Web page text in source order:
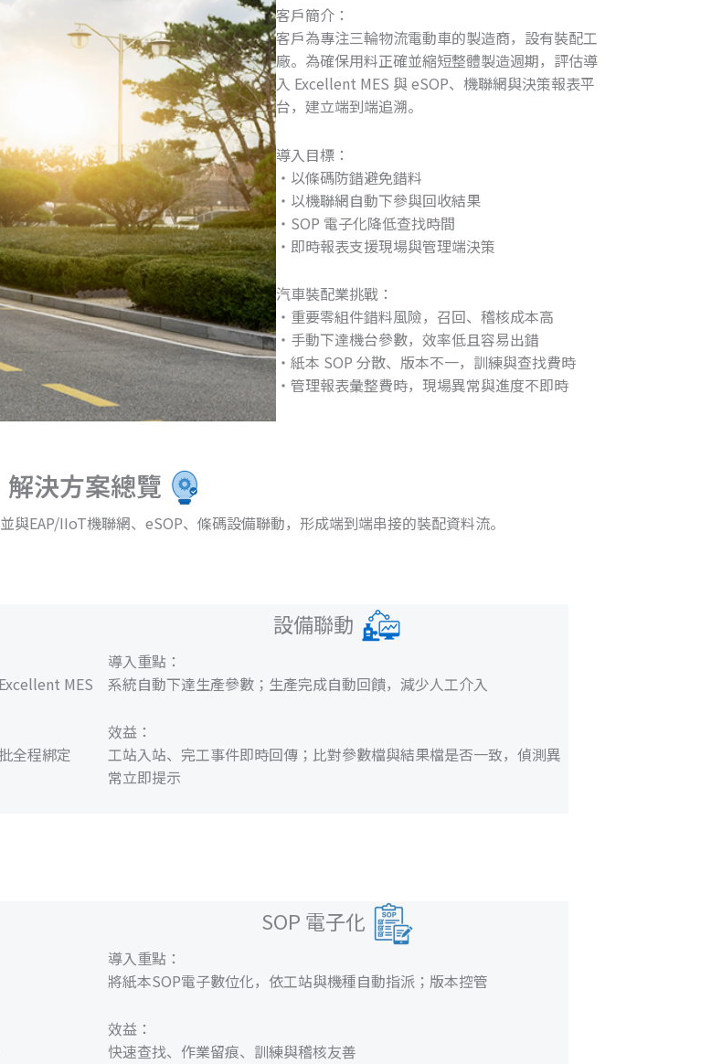
客戶簡介：
客戶為專注三輪物流電動車的製造商，設有裝配工
廠。為確保用料正確並縮短整體製造週期，評估導
入 Excellent MES 與 eSOP、機聯網與決策報表平
台，建立端到端追溯。
導入目標：
・以條碼防錯避免錯料
・以機聯網自動下參與回收結果
・SOP 電子化降低查找時間
・即時報表支援現場與管理端決策
汽車裝配業挑戰：
・重要零組件錯料風險，召回、稽核成本高
・手動下達機台參數，效率低且容易出錯
・紙本 SOP 分散、版本不一，訓練與查找費時
・管理報表彙整費時，現場異常與進度不即時
解決方案總覽
與EAP/IIoT機聯網、eSOP、條碼設備聯動，形成端到端串接的裝配資料流。
MES
全程綁定
設備聯動
導入重點：
系統自動下達生產參數；生產完成自動回饋，減少人工介入
效益：
工站入站、完工事件即時回傳；比對參數檔與結果檔是否一致，偵測異
常立即提示
SOP 電子化
導入重點：
將紙本SOP電子數位化，依工站與機種自動指派；版本控管
效益：
快速查找、作業留痕、訓練與稽核友善